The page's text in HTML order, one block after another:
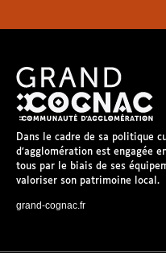
Dans le cadre de sa politique
d’agglomération est engagée
tous par le biais de ses
valoriser son patrimoine local.
grand-cognac.fr